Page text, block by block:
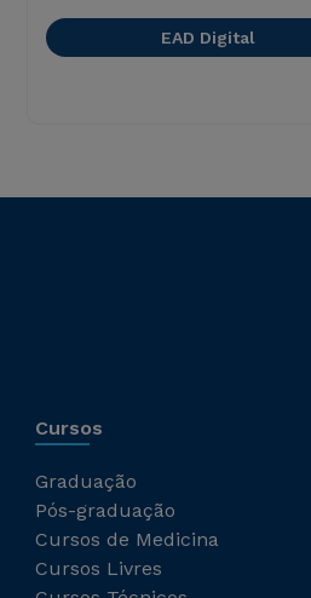
EAD Digital
Cursos
Graduação
Pós-graduação
Cursos de Medicina
Cursos Livres